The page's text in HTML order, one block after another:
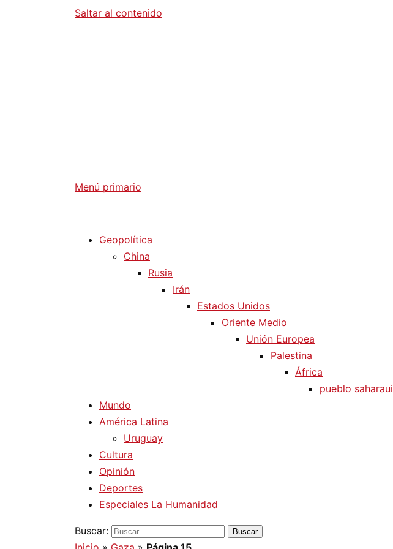
Saltar al contenido
Menú primario
Geopolítica
China
Rusia
Irán
Estados Unidos
Oriente Medio
Unión Europea
Palestina
África
pueblo saharaui
Mundo
América Latina
Uruguay
Cultura
Opinión
Deportes
Especiales La Humanidad
Buscar: